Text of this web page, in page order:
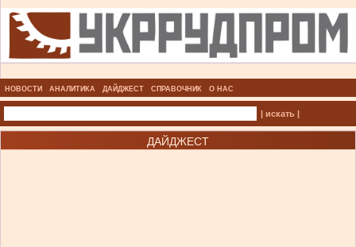
НОВОСТИ АНАЛИТИКА ДАЙДЖЕСТ СПРАВОЧНИК О НАС
| искать |
ДАЙДЖЕСТ